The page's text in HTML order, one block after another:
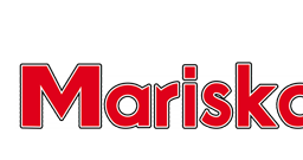
contenido